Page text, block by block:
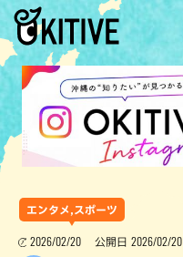
エンタメ,スポーツ
2026/02/20 公開日 2026/02/20